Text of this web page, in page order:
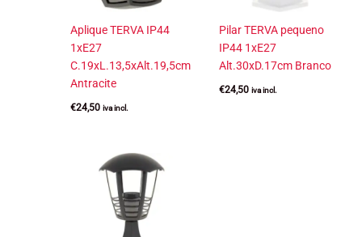
Aplique TERVA IP44
1xE27
C.19xL.13,5xAlt.19,5cm
Antracite
€24,50 iva incl.
Pilar TERVA pequeno
IP44 1xE27
Alt.30xD.17cm Branco
€24,50 iva incl.